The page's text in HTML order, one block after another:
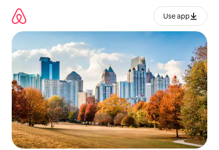
contenido
Use app